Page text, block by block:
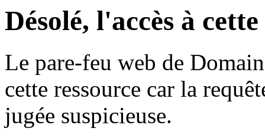
Désolé, l'accès à
Le pare-feu web de
cette ressource car la
jugée suspicieuse.